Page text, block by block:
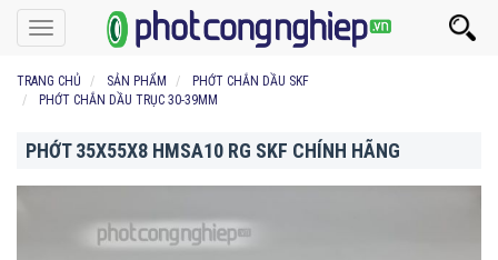
Toggle
navigation
TRANG CHỦ SẢN PHẨM
PHỚT CHẮN DẦU SKF
PHỚT CHẮN DẦU TRỤC 30-39MM
PHỚT 35X55X8 HMSA10 RG SKF CHÍNH HÃNG